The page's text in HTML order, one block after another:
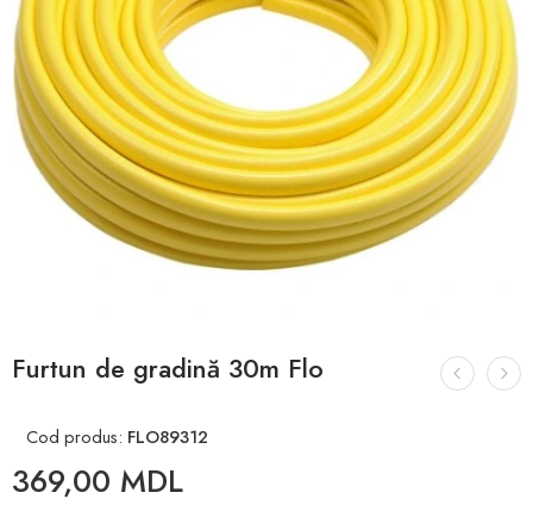
Furtun de gradină 30m Flo
Cod produs: FLO89312
369,00 MDL